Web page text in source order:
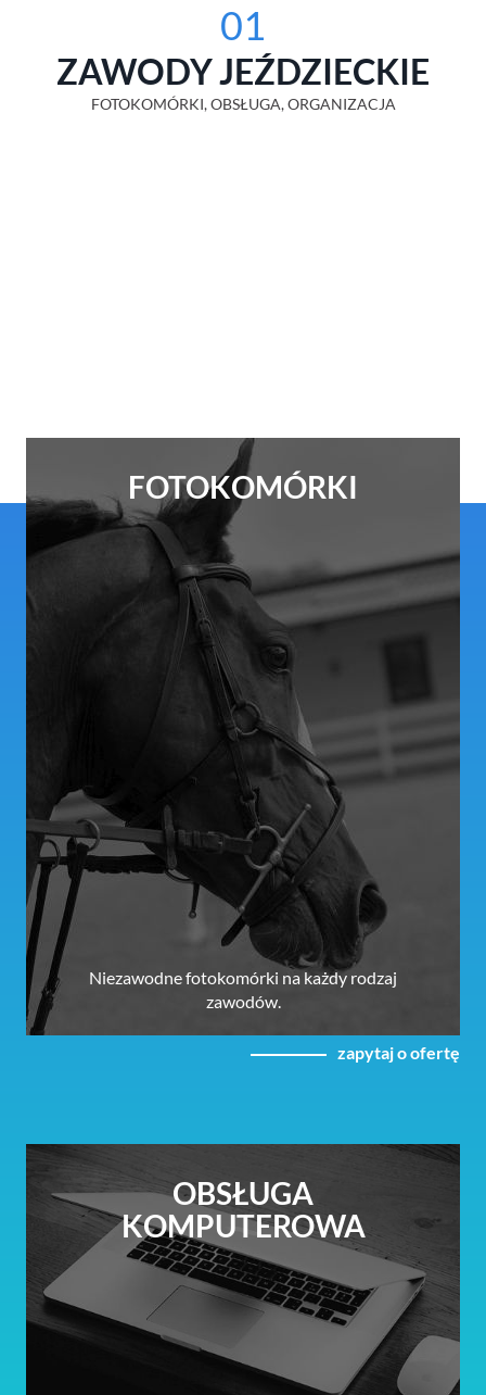
01
ZAWODY JEŹDZIECKIE
FOTOKOMÓRKI, OBSŁUGA, ORGANIZACJA
FOTOKOMÓRKI
Niezawodne fotokomórki na każdy rodzaj
zawodów.
zapytaj o ofertę
OBSŁUGA
KOMPUTEROWA